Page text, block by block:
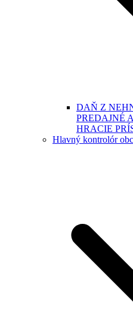
DAŇ Z
PREDAJNÉ
HRACIE
Hlavný kontrolór